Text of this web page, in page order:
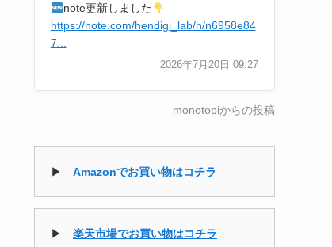
note更新しました
https://note.com/hendigi_lab/n/n6958e84
7...
2026年7月20日 09:27
monotopiからの投稿
▶ Amazonでお買い物はコチラ
▶ 楽天市場でお買い物はコチラ